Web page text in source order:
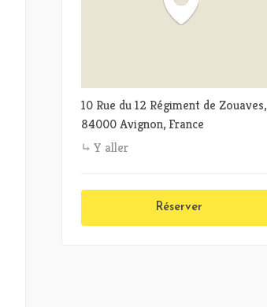
10 Rue du 12 Régiment de Zouaves,
84000 Avignon, France
Y aller
Réserver